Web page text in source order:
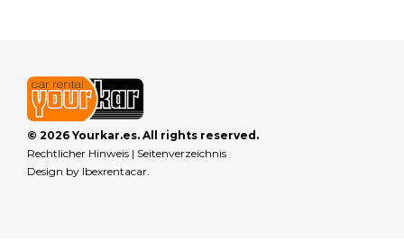
© 2026 Yourkar.es. All rights reserved.
Rechtlicher Hinweis | Seitenverzeichnis
Design by Ibexrentacar.